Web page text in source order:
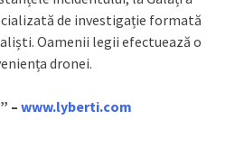
de investigație formată
Oamenii legii efectuează o
dronei.
– www.lyberti.com